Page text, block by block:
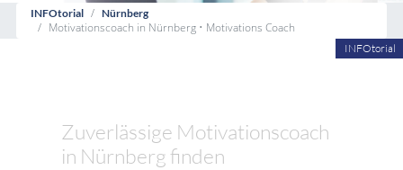
INFOtorial Nürnberg
Motivationscoach in Nürnberg • Motivations Coach
INFOtorial
Zuverlässige Motivationscoach
in Nürnberg finden